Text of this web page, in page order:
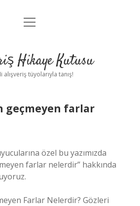
Anasayfa
Yasal Uyarı
menüyü
Hikaye Kutusu
alışveriş tüyolarıyla tanış!
geçmeyen farlar
özel bu yazımızda
farlar nelerdir” hakkında
Farlar Nelerdir? Gözleri